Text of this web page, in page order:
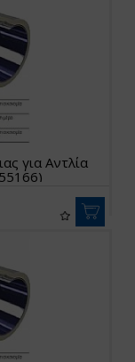
για Αντλία